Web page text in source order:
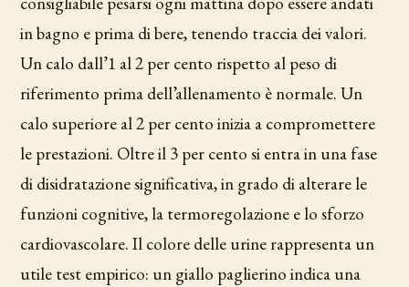
in bagno e prima di bere, tenendo traccia dei valori.
Un calo dall’1 al 2 per cento rispetto al peso di
riferimento prima dell’allenamento è normale. Un
calo superiore al 2 per cento inizia a compromettere
le prestazioni. Oltre il 3 per cento si entra in una fase
di disidratazione significativa, in grado di alterare le
funzioni cognitive, la termoregolazione e lo sforzo
cardiovascolare. Il colore delle urine rappresenta un
utile test empirico: un giallo paglierino indica una